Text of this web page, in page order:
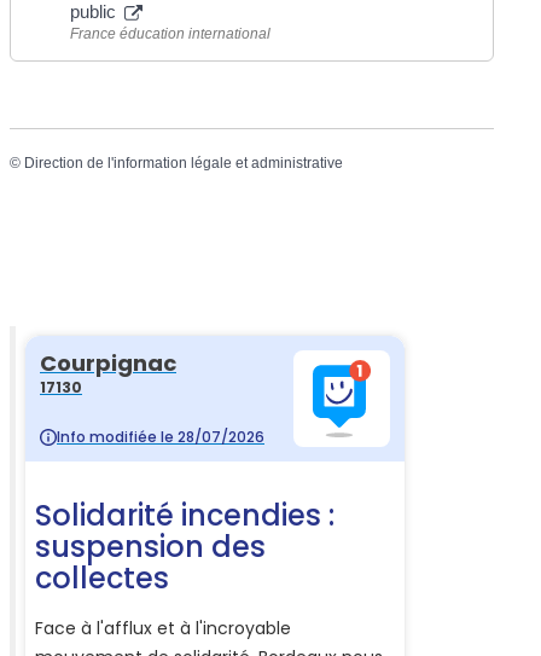
public
France éducation international
© Direction de l'information légale et administrative